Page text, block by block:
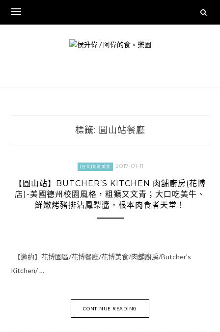
content
標籤: 圓山站餐廳
[台北]北區美食 2017-01-11
【圓山站】BUTCHER’S KITCHEN 肉舖廚房(花博
店)-美國德州校園風格，粗獷又文青；大口吃美牛、
鮮嫩烤豬排沾鳳梨醬，根本肉食者天堂！
【邀約】花博園區/花博餐廳/花博美食/肉舖廚房/Butcher’s
Kitchen/ …
CONTINUE READING